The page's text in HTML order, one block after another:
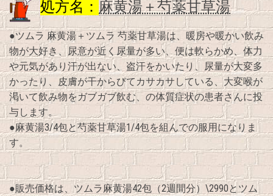
処方名： 麻黄湯＋芍薬甘草湯
●ツムラ 麻黄湯＋ツムラ 芍薬甘草湯は、暖房や暖かい飲み
物が大好き、尿意が近く尿量が多い、便は軟らかめ、体力
や元気があり汗が出ない、盗汗をかいたり、尿量が大変多
かったり、皮膚が干からびてカサカサしている、大変喉が
渇いて飲み物をガブガブ飲む、の体質症状の患者さんに投
与します。
●麻黄湯3/4包と芍薬甘草湯1/4包を組んでの服用になりま
す。
●販売価格は、ツムラ麻黄湯42包（2週間分）\2990とツム